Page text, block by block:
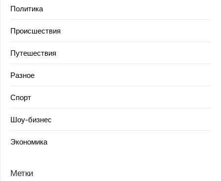
Политика
Происшествия
Путешествия
Разное
Спорт
Шоу-бизнес
Экономика
Метки